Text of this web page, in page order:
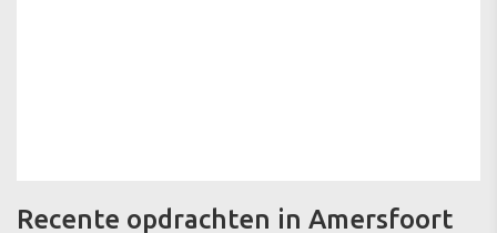
Recente opdrachten in Amersfoort